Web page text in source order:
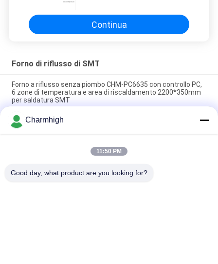
Continua
Forno di riflusso di SMT
Forno a riflusso senza piombo CHM-PC6635 con controllo PC,
6 zone di temperatura e area di riscaldamento 2200*350mm
per saldatura SMT
CHM-F830 Forno a reflusso SMT verticale con 8 zone temp
1400*300 mm
CHM-6635 Forno a rifusione 6 zone di temperatura
(up6+down6) 2200*350mm Macchina per saldatura a
Charmhigh
11:50 PM
Good day, what product are you looking for?